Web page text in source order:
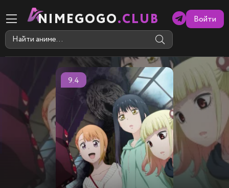
NIMEGOGO.CLUB Войти
9.4